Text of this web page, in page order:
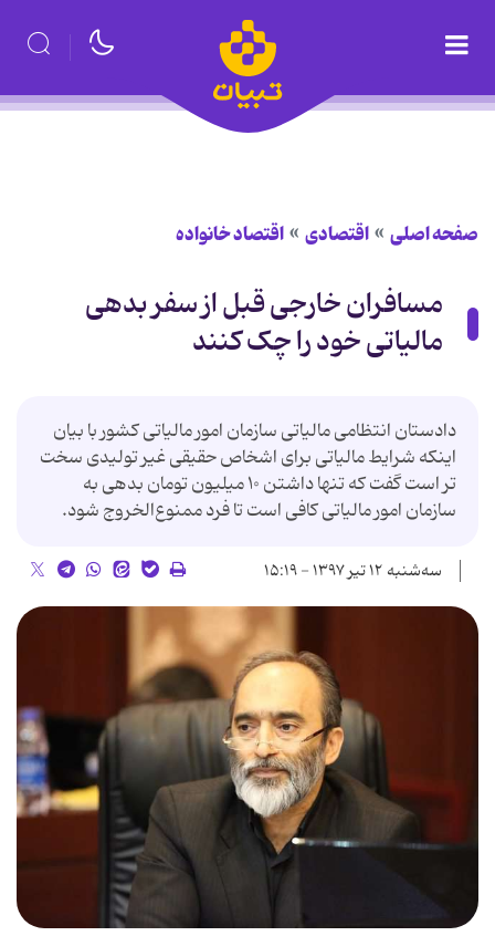
صفحه اصلی اقتصادی اقتصاد خانواده
مسافران خارجی قبل از سفر بدهی
مالیاتی خود را چک کنند
دادستان انتظامی مالیاتی سازمان امور مالیاتی کشور با بیان
اینکه شرایط مالیاتی برای اشخاص حقیقی غیر تولیدی سخت
تر است گفت که تنها داشتن ۱۰ میلیون تومان بدهی به
سازمان امور مالیاتی کافی است تا فرد ممنوع‌الخروج شود.
سه‌شنبه ۱۲ تیر ۱۳۹۷ - ۱۵:۱۹